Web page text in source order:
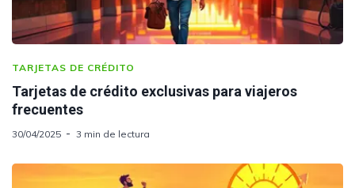
TARJETAS DE CRÉDITO
Tarjetas de crédito exclusivas para viajeros
frecuentes
30/04/2025 3 min de lectura